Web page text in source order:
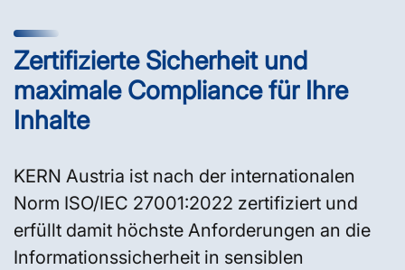
Zertifizierte Sicherheit und
maximale Compliance für Ihre
Inhalte
KERN Austria ist nach der internationalen
Norm ISO/IEC 27001:2022 zertifiziert und
erfüllt damit höchste Anforderungen an die
Informationssicherheit in sensiblen